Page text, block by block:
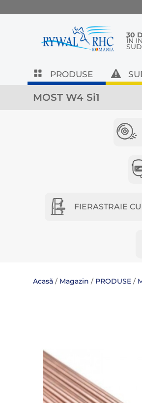
30
ÎN
PRODUSE
MOST W4 Si1
FIERASTRAIE
Acasă / Magazin / PRODUSE /